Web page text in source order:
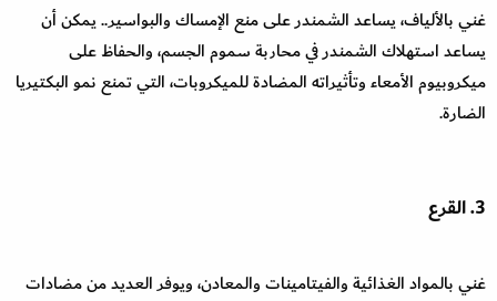
غني بالألياف، يساعد الشمندر على منع الإمساك والبواسير.. يمكن أن
يساعد استهلاك الشمندر في محاربة سموم الجسم، والحفاظ على
ميكروبيوم الأمعاء وتأثيراته المضادة للميكروبات، التي تمنع نمو البكتيريا
الضارة.
3. القرع
غني بالمواد الغذائية والفيتامينات والمعادن، ويوفر العديد من مضادات